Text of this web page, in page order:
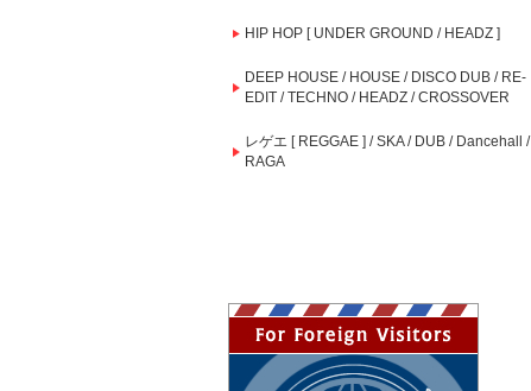
HIP HOP [ UNDER GROUND / HEADZ ]
DEEP HOUSE / HOUSE / DISCO DUB / RE-
EDIT / TECHNO / HEADZ / CROSSOVER
レゲエ [ REGGAE ] / SKA / DUB / Dancehall /
RAGA